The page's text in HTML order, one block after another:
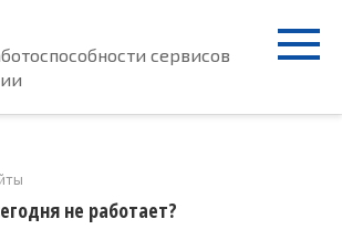
сервисов
не работает?